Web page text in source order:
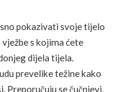
pokazivati svoje tijelo
s kojima ćete
dijela tijela.
prevelike težine kako
Preporučuju se čučnjevi,